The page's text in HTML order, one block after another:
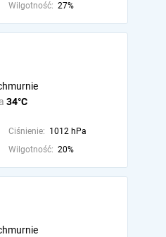
Wilgotność: 27%
34°C
Ciśnienie: 1012 hPa
Wilgotność: 20%